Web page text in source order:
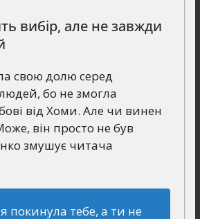
вибір, але не завжди
свою долю серед
бо не змогла
від Хоми. Але чи винен
він просто не був
змушує читача
покинула тебе, а ти не